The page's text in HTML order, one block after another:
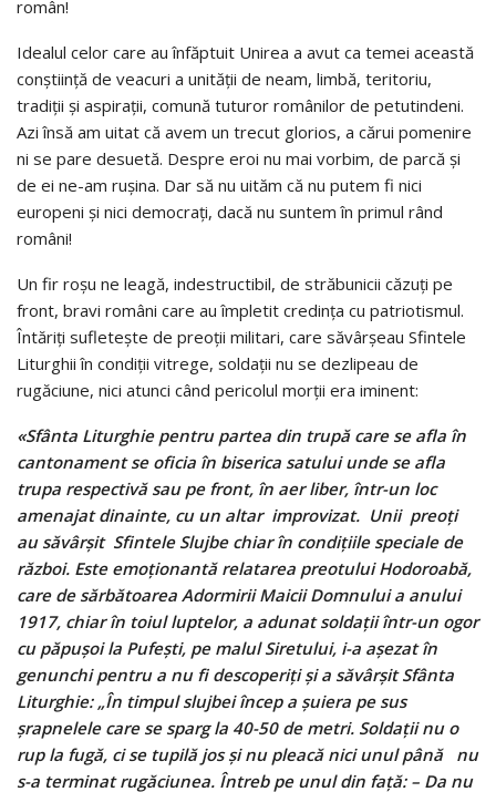
român!
Idealul celor care au înfăptuit Unirea a avut ca temei această
conştiinţă de veacuri a unităţii de neam, limbă, teritoriu,
tradiţii şi aspiraţii, comună tuturor românilor de petutindeni.
Azi însă am uitat că avem un trecut glorios, a cărui pomenire
ni se pare desuetă. Despre eroi nu mai vorbim, de parcă şi
de ei ne-am ruşina. Dar să nu uităm că nu putem fi nici
europeni şi nici democraţi, dacă nu suntem în primul rând
români!
Un fir roşu ne leagă, indestructibil, de străbunicii căzuţi pe
front, bravi români care au împletit credinţa cu patriotismul.
Întăriţi sufleteşte de preoţii militari, care săvârşeau Sfintele
Liturghii în condiţii vitrege, soldaţii nu se dezlipeau de
rugăciune, nici atunci când pericolul morţii era iminent:
«Sfânta Liturghie pentru partea din trupă care se afla în
cantonament se oficia în biserica satului unde se afla
trupa respectivă sau pe front, în aer liber, într-un loc
amenajat dinainte, cu un altar improvizat. Unii preoţi
au săvârşit Sfintele Slujbe chiar în condiţiile speciale de
război. Este emoţionantă relatarea preotului Hodoroabă,
care de sărbătoarea Adormirii Maicii Domnului a anului
1917, chiar în toiul luptelor, a adunat soldaţii într-un ogor
cu păpuşoi la Pufeşti, pe malul Siretului, i-a aşezat în
genunchi pentru a nu fi descoperiţi şi a săvârşit Sfânta
Liturghie: „În timpul slujbei încep a şuiera pe sus
şrapnelele care se sparg la 40-50 de metri. Soldaţii nu o
rup la fugă, ci se tupilă jos şi nu pleacă nici unul până nu
s-a terminat rugăciunea. Întreb pe unul din faţă: – Da nu